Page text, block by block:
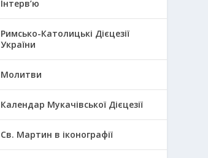
Інтерв’ю
Римсько-Католицькі Дієцезії
України
Молитви
Календар Мукачівської Дієцезії
Св. Мартин в іконографії